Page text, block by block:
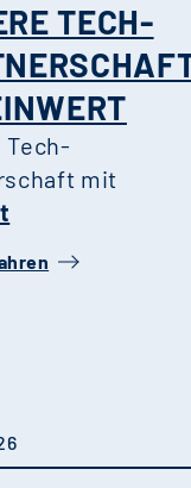
TECH-
Tech-
mit